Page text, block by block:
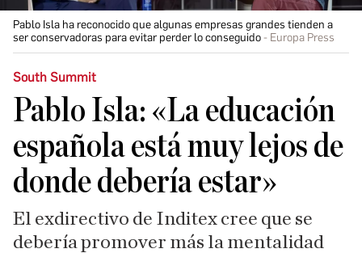
Pablo Isla ha reconocido que algunas empresas grandes tienden a
ser conservadoras para evitar perder lo conseguido
Europa Press
South Summit
Pablo Isla: «La educación
española está muy lejos de
donde debería estar»
El exdirectivo de Inditex cree que se
debería promover más la mentalidad